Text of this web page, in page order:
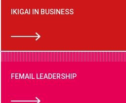
IKIGAI IN BUSINESS
FEMAIL LEADERSHIP